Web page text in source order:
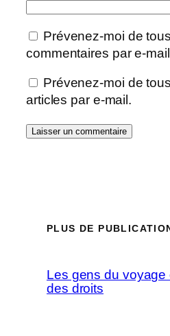
Prévenez-moi de
commentaires par e-
Prévenez-moi de
articles par e-mail.
PLUS DE
Les gens du voyage
des droits